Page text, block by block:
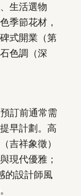
生活選物
季節花材，
式開業（第
色調（深
訂前通常需
早計劃。高
吉祥象徵）
現代優雅；
的設計師風